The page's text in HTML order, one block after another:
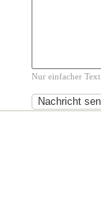
Nur einfacher Text.